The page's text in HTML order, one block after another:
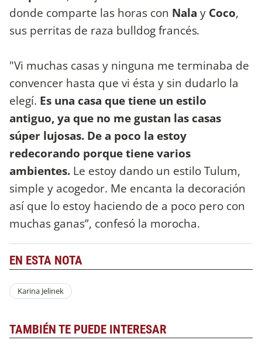
donde comparte las horas con Nala y Coco,
sus perritas de raza bulldog francés.
"Vi muchas casas y ninguna me terminaba de
convencer hasta que vi ésta y sin dudarlo la
elegí. Es una casa que tiene un estilo
antiguo, ya que no me gustan las casas
súper lujosas. De a poco la estoy
redecorando porque tiene varios
ambientes. Le estoy dando un estilo Tulum,
simple y acogedor. Me encanta la decoración
así que lo estoy haciendo de a poco pero con
muchas ganas”, confesó la morocha.
EN ESTA NOTA
Karina Jelinek
TAMBIÉN TE PUEDE INTERESAR